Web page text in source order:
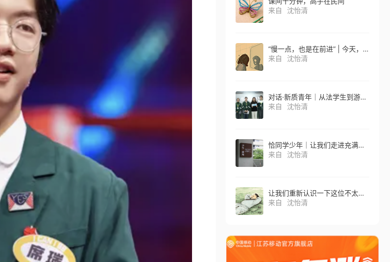
来自
沈怡清
“慢一点，也是在前进” | 今天，请毫无保留站在自己这一边
来自
沈怡清
对话·新质青年｜从法学生到游戏投资人再到科学创业者，她的人生，没有 “标准答案”
来自
沈怡清
恰同学少年｜让我们走进充满有趣想象的非遗文创馆！
来自
沈怡清
让我们重新认识一下这位不太听话、但活得很酷的朋友
来自
沈怡清